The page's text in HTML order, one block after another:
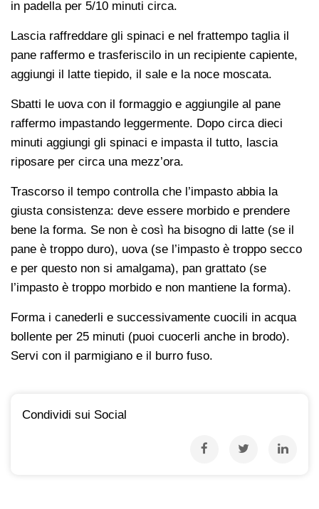
in padella per 5/10 minuti circa.
Lascia raffreddare gli spinaci e nel frattempo taglia il
pane raffermo e trasferiscilo in un recipiente capiente,
aggiungi il latte tiepido, il sale e la noce moscata.
Sbatti le uova con il formaggio e aggiungile al pane
raffermo impastando leggermente. Dopo circa dieci
minuti aggiungi gli spinaci e impasta il tutto, lascia
riposare per circa una mezz’ora.
Trascorso il tempo controlla che l’impasto abbia la
giusta consistenza: deve essere morbido e prendere
bene la forma. Se non è così ha bisogno di latte (se il
pane è troppo duro), uova (se l’impasto è troppo secco
e per questo non si amalgama), pan grattato (se
l’impasto è troppo morbido e non mantiene la forma).
Forma i canederli e successivamente cuocili in acqua
bollente per 25 minuti (puoi cuocerli anche in brodo).
Servi con il parmigiano e il burro fuso.
Condividi sui Social